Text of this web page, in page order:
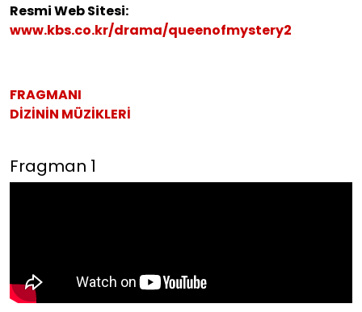
Resmi Web Sitesi:
www.kbs.co.kr/drama/queenofmystery2
FRAGMANI
DİZİNİN MÜZİKLERİ
Fragman 1